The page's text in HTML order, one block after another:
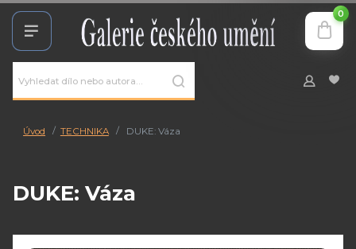
0
Úvod TECHNIKA DUKE: Váza
DUKE: Váza